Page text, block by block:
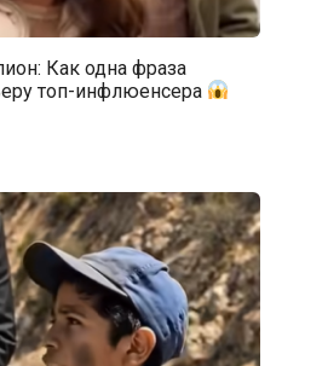
Как одна фраза
топ-инфлюенсера